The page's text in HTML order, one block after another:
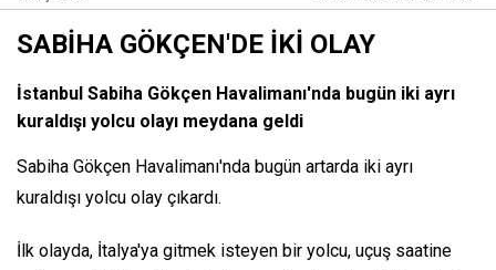
SABİHA GÖKÇEN'DE İKİ OLAY
İstanbul Sabiha Gökçen Havalimanı'nda bugün iki ayrı
kuraldışı yolcu olayı meydana geldi
Sabiha Gökçen Havalimanı'nda bugün artarda iki ayrı
kuraldışı yolcu olay çıkardı.
İlk olayda, İtalya'ya gitmek isteyen bir yolcu, uçuş saatine